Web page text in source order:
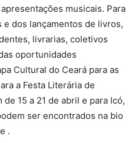
musicais. Para
dos lançamentos de livros,
livrarias, coletivos
oportunidades
Cultural do Ceará para as
a Festa Literária de
15 a 21 de abril e para Icó,
ser encontrados na bio
.